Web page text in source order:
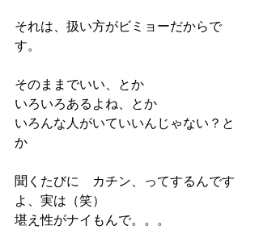
それは、扱い方がビミョーだからで
す。
そのままでいい、とか
いろいろあるよね、とか
いろんな人がいていいんじゃない？と
か
聞くたびに　カチン、ってするんです
よ、実は（笑）
堪え性がナイもんで。。。